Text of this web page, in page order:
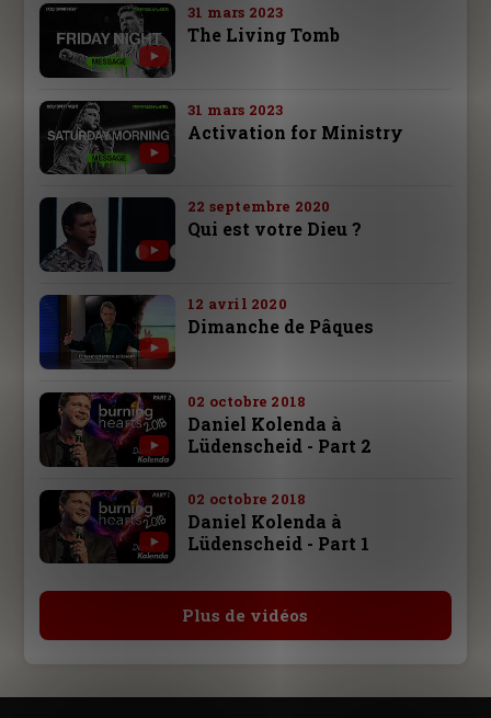
31 mars 2023
The Living Tomb
31 mars 2023
Activation for Ministry
22 septembre 2020
Qui est votre Dieu ?
12 avril 2020
Dimanche de Pâques
02 octobre 2018
Daniel Kolenda à
Lüdenscheid - Part 2
02 octobre 2018
Daniel Kolenda à
Lüdenscheid - Part 1
Plus de vidéos